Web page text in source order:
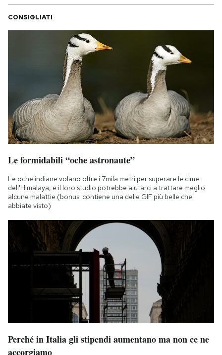
CONSIGLIATI
Le formidabili “oche astronaute”
Le oche indiane volano oltre i 7mila metri per superare le cime
dell'Himalaya, e il loro studio potrebbe aiutarci a trattare meglio
alcune malattie (bonus: contiene una delle GIF più belle che
abbiate visto)
Perché in Italia gli stipendi aumentano ma non ce ne
accorgiamo